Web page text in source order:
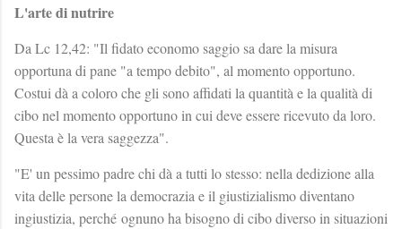
L'arte di nutrire
Da Lc 12,42: "Il fidato economo saggio sa dare la misura
opportuna di pane "a tempo debito", al momento opportuno.
Costui dà a coloro che gli sono affidati la quantità e la qualità di
cibo nel momento opportuno in cui deve essere ricevuto da loro.
Questa è la vera saggezza".
"E' un pessimo padre chi dà a tutti lo stesso: nella dedizione alla
vita delle persone la democrazia e il giustizialismo diventano
ingiustizia, perché ognuno ha bisogno di cibo diverso in situazioni